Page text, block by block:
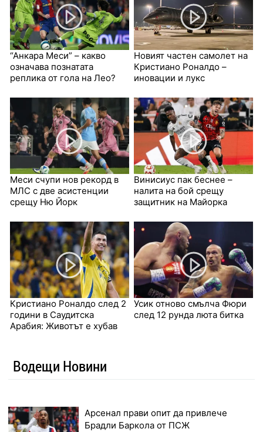
“Анкара Меси” – какво
означава познатата
реплика от гола на Лео?
Новият частен самолет на
Кристиано Роналдо –
иновации и лукс
Меси счупи нов рекорд в
МЛС с две асистенции
срещу Ню Йорк
Винисиус пак беснее –
налита на бой срещу
защитник на Майорка
Кристиано Роналдо след 2
години в Саудитска
Арабия: Животът е хубав
Усик отново смълча Фюри
след 12 рунда люта битка
Водещи Новини
Арсенал прави опит да привлече
Брадли Баркола от ПСЖ